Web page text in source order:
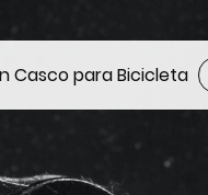
Casco para Bicicleta